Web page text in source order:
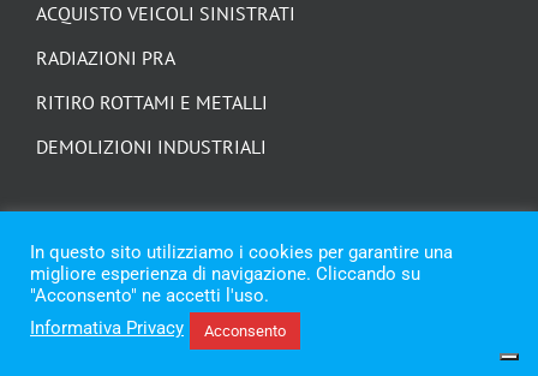
ACQUISTO VEICOLI SINISTRATI
RADIAZIONI PRA
RITIRO ROTTAMI E METALLI
DEMOLIZIONI INDUSTRIALI
© Copyright 2021 - 2026 | Trozzi Autodemolizioni | p.iva 02388690428
In questo sito utilizziamo i cookies per garantire una
migliore esperienza di navigazione. Cliccando su
"Acconsento" ne accetti l'uso.
Informativa Privacy
Acconsento